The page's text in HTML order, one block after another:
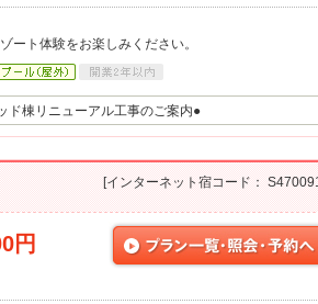
ート体験をお楽しみください。
ド棟リニューアル工事のご案内●
[インターネット宿コード：
円